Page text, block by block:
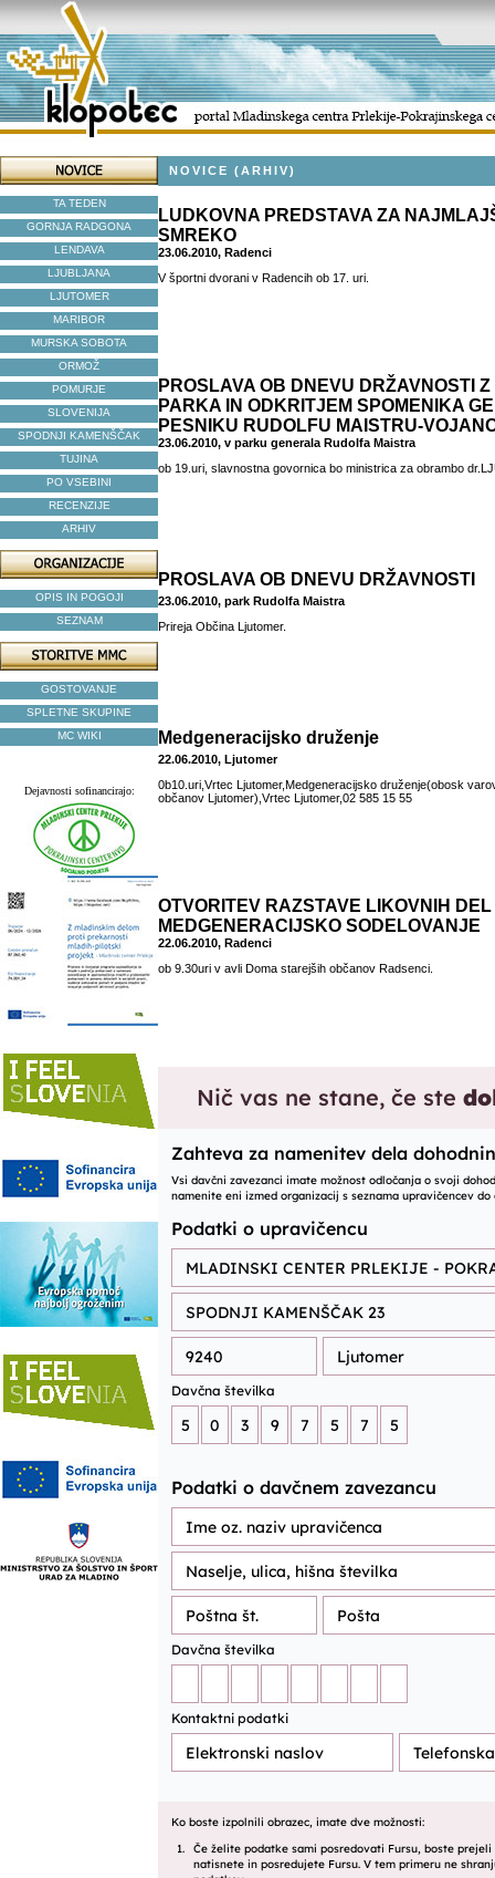
TA TEDEN
GORNJA RADGONA
LENDAVA
LJUBLJANA
LJUTOMER
MARIBOR
MURSKA SOBOTA
ORMOŽ
POMURJE
SLOVENIJA
SPODNJI KAMENŠČAK
TUJINA
PO VSEBINI
RECENZIJE
ARHIV
OPIS IN POGOJI
SEZNAM
GOSTOVANJE
SPLETNE SKUPINE
MC WIKI
Dejavnosti sofinancirajo:
NOVICE (ARHIV)
LUDKOVNA PREDSTAVA ZA
SMREKO
23.06.2010, Radenci
V športni dvorani v Radencih ob 17. uri.
PROSLAVA OB DNEVU DRŽAVNOSTI
PARKA IN ODKRITJEM SPOMENIKA
PESNIKU RUDOLFU MAISTRU-
23.06.2010, v parku generala Rudolfa Maistra
ob 19.uri, slavnostna govornica bo ministrica za obrambo
PROSLAVA OB DNEVU DRŽAVNOSTI
23.06.2010, park Rudolfa Maistra
Prireja Občina Ljutomer.
Medgeneracijsko druženje
22.06.2010, Ljutomer
0b10.uri,Vrtec Ljutomer,Medgeneracijsko druženje(obosk
občanov Ljutomer),Vrtec Ljutomer,02 585 15 55
OTVORITEV RAZSTAVE LIKOVNIH DEL
MEDGENERACIJSKO SODELOVANJE
22.06.2010, Radenci
ob 9.30uri v avli Doma starejših občanov Radsenci.